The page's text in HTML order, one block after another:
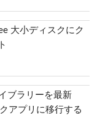
大小ディスクにク
ブラリーを最新
アプリに移行する